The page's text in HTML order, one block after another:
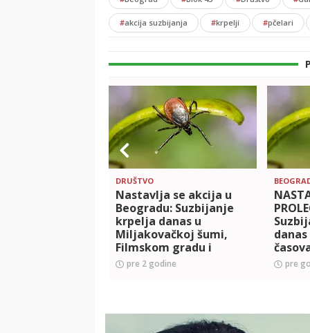
#akcija suzbijanja #krpelji #pčelari
DRUŠTVO
Nastavlja se akcija u
Beogradu: Suzbijanje
krpelja danas u
Miljakovačkoj šumi,
Filmskom gradu i
Jajincima
pre 2 godine
danas
pre